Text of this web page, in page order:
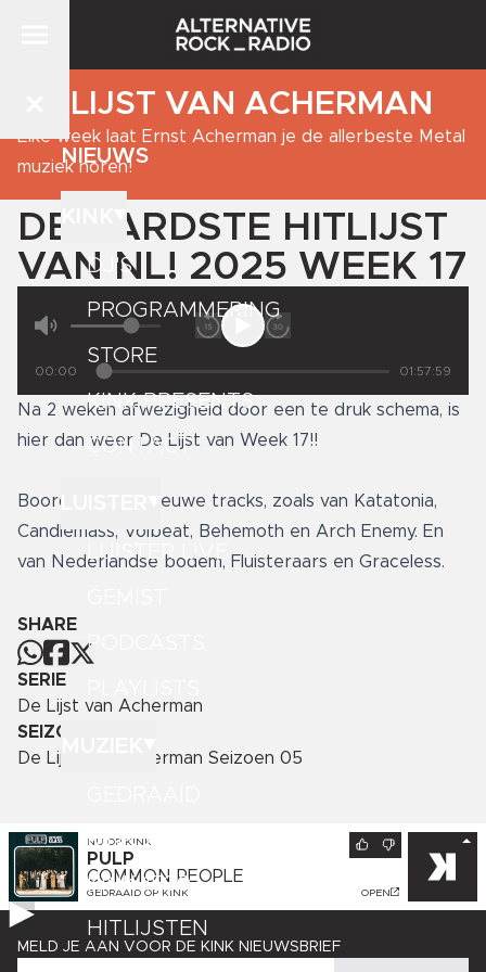
NIEUWS
DJ'S
PROGRAMMERING
STORE
KINK PRESENTS
CONTACT
LUISTER LIVE
PODCASTS
KINK XL
KINK 1500
HITLIJSTEN
DE LIJST VAN ACHERMAN
Elke week laat Ernst Acherman je de allerbeste Metal
muziek horen!
DE HARDSTE HITLIJST
VAN NL! 2025 WEEK 17
00:00 01:57:59
Na 2 weken afwezigheid door een te druk schema, is
hier dan weer De Lijst van Week 17!!
Boordevol met nieuwe tracks, zoals van Katatonia,
Candlemass, Volbeat, Behemoth en Arch Enemy. En
van Nederlandse bodem, Fluisteraars en Graceless.
SHARE
SERIE
De Lijst van Acherman
SEIZOEN
De Lijst van Acherman Seizoen 05
NU OP KINK
PULP
COMMON PEOPLE
GEDRAAID OP KINK OPEN
MELD JE AAN VOOR DE KINK NIEUWSBRIEF